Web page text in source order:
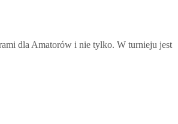
dla Amatorów i nie tylko. W turnieju jest